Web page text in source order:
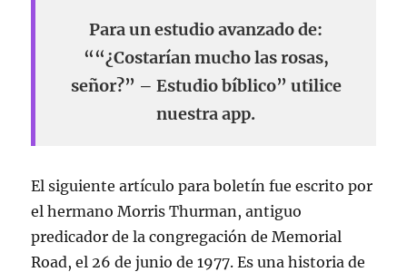
Para un estudio avanzado de:
““¿Costarían mucho las rosas,
señor?” – Estudio bíblico” utilice
nuestra app.
El siguiente artículo para boletín fue escrito por
el hermano Morris Thurman, antiguo
predicador de la congregación de Memorial
Road, el 26 de junio de 1977. Es una historia de